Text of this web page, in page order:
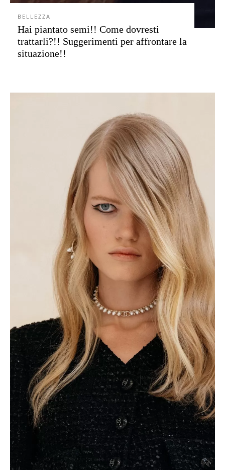
BELLEZZA
Hai piantato semi!! Come dovresti
trattarli?!! Suggerimenti per affrontare la
situazione!!